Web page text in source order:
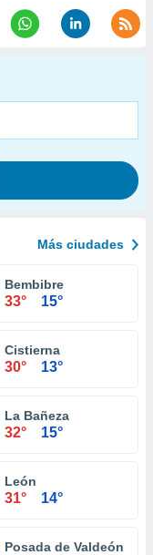
Más ciudades
Bembibre
33° 15°
Cistierna
30° 13°
La Bañeza
32° 15°
León
31° 14°
Posada de Valdeón